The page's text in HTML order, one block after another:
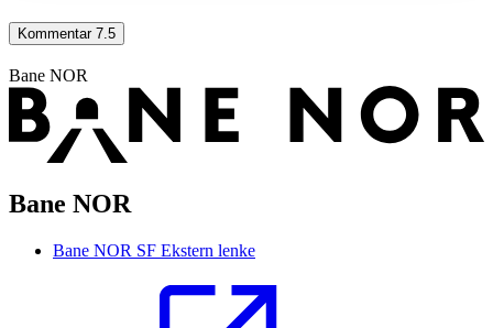
Kommentar 7.5
Bane NOR
Bane NOR
Bane NOR SF Ekstern lenke